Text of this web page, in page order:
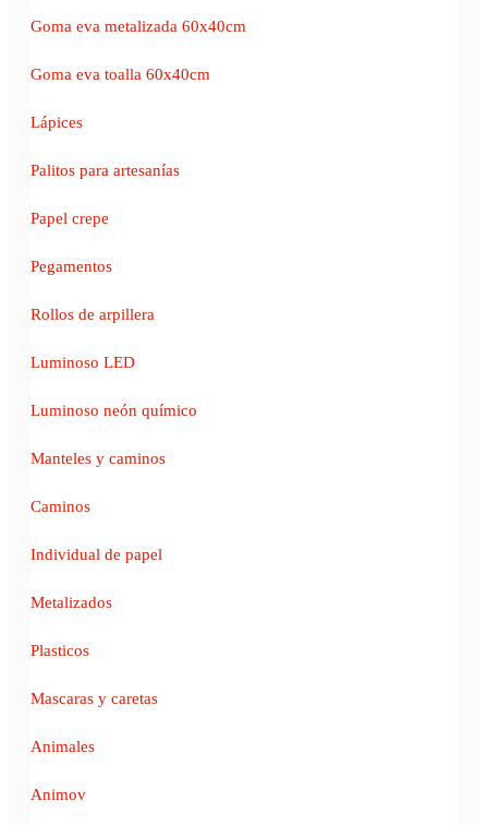
Goma eva metalizada 60x40cm
Goma eva toalla 60x40cm
Lápices
Palitos para artesanías
Papel crepe
Pegamentos
Rollos de arpillera
Luminoso LED
Luminoso neón químico
Manteles y caminos
Caminos
Individual de papel
Metalizados
Plasticos
Mascaras y caretas
Animales
Animov